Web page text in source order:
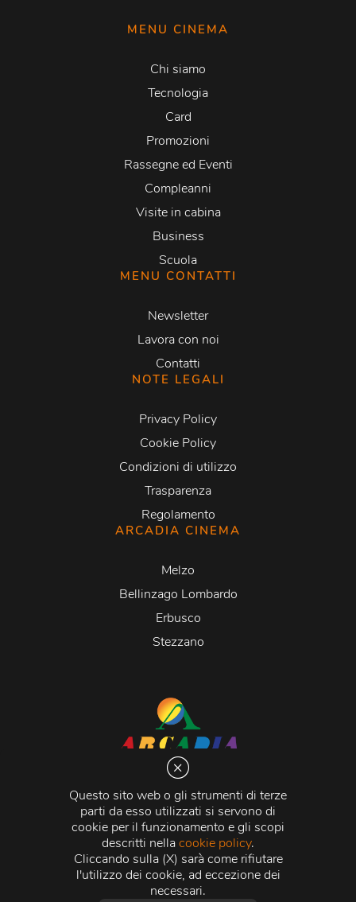
Questo sito web o gli strumenti di terze
parti da esso utilizzati si servono di
cookie per il funzionamento e gli scopi
descritti nellacookie policy.
Cliccando sulla (X) sarà come rifiutare
l'utilizzo dei cookie, ad eccezione dei
necessari.
MENU CINEMA
Chi siamo
Tecnologia
Card
Promozioni
Rassegne ed Eventi
Compleanni
Visite in cabina
Business
Scuola
MENU CONTATTI
Newsletter
Lavora con noi
Contatti
NOTE LEGALI
Privacy Policy
Cookie Policy
Condizioni di utilizzo
Trasparenza
Regolamento
ARCADIA CINEMA
Melzo
Bellinzago Lombardo
Erbusco
Stezzano
Via Martiri della Libertà 20066 Melzo (MI)
C.C.I.A.A. - R.E.A di Milano n. 1427910
Registro delle Imprese di Milano n. 338392 -
Fiscale e Partita Iva11015840157 | Capitale Sociale
500.000,00 i.v.
Credits:Crea Informatica S.r.l. 2026 © Tutti i diritti
riservati.